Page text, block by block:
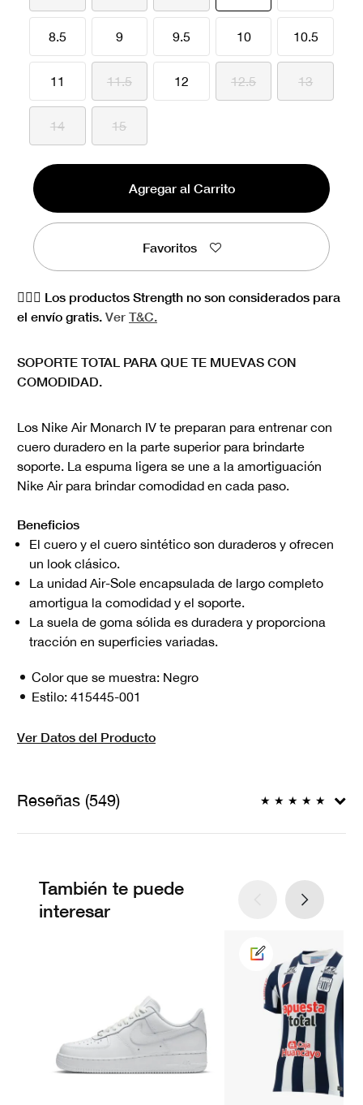
8.5 9 9.5 10 10.5
11 11.5 12 12.5 13
14 15
Agregar al Carrito
Favoritos
🏋🏻‍♀️ Los productos Strength no son considerados para
el envío gratis. Ver T&C.
SOPORTE TOTAL PARA QUE TE MUEVAS CON
COMODIDAD.
Los Nike Air Monarch IV te preparan para entrenar con
cuero duradero en la parte superior para brindarte
soporte. La espuma ligera se une a la amortiguación
Nike Air para brindar comodidad en cada paso.
Beneficios
El cuero y el cuero sintético son duraderos y ofrecen
un look clásico.
La unidad Air-Sole encapsulada de largo completo
amortigua la comodidad y el soporte.
La suela de goma sólida es duradera y proporciona
tracción en superficies variadas.
Color que se muestra: Negro
Estilo: 415445-001
Ver Datos del Producto
Reseñas (549) ★ ★ ★ ★ ★
También te puede
interesar